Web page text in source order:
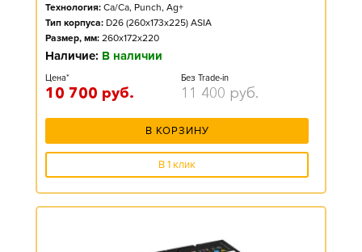
Технология: Ca/Ca, Punch, Ag+
Тип корпуса: D26 (260x173x225) ASIA
Размер, мм: 260x172x220
Наличие: В наличии
Цена*
10 700 руб.
Без Trade-in
11 400 руб.
В КОРЗИНУ
В 1 клик